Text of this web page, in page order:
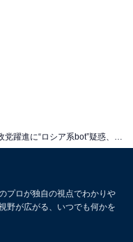
プロが独自の視点でわかりや
野が広がる、いつでも何かを